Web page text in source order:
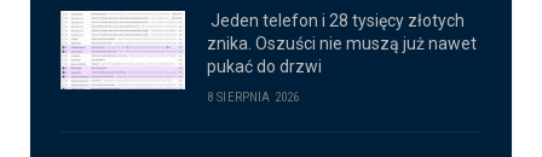
Jeden telefon i 28 tysięcy złotych
znika. Oszuści nie muszą już nawet
pukać do drzwi
8 SIERPNIA 2026